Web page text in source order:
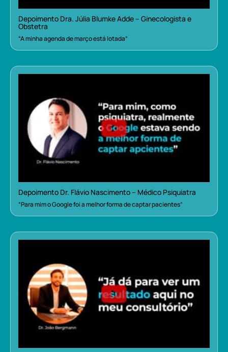
Depoimento Dra. Júlia Blumke Adde – Ginecologista e
Obstetra
“A minha agenda de março está lotada”
Depoimento Dr. Flávio Nascimento – Médico Psiquiatra
“Para mim o Google foi a melhor forma de captar pacientes”